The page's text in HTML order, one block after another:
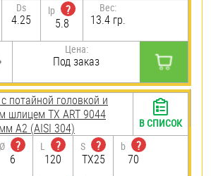
Ds
4.25
lp
?
5.8
Вес:
13.4 гр.
Цена:
Под заказ
потайной головкой и
шлицем TX ART 9044
А2 (AISI 304)
Ø
?
6
L
?
120
S
?
TX25
b
?
70
В СПИСОК